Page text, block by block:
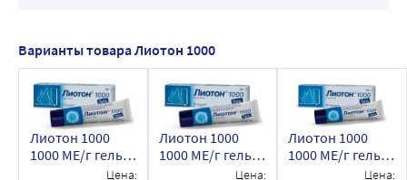
Варианты товара Лиотон 1000
Лиотон 1000
1000 МЕ/г гель
для наружного
Цена:
Лиотон 1000
1000 МЕ/г гель
для наружного
Цена:
Лиотон 1000
1000 МЕ/г гель
для наружного
Цена: